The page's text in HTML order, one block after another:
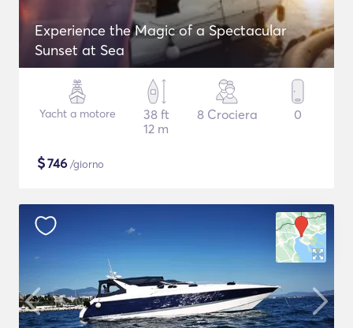
Experience the Magic of a Spectacular
Sunset at Sea
Yacht a motore
38 ft
12 m
8 Crociera 0
$746 /giorno